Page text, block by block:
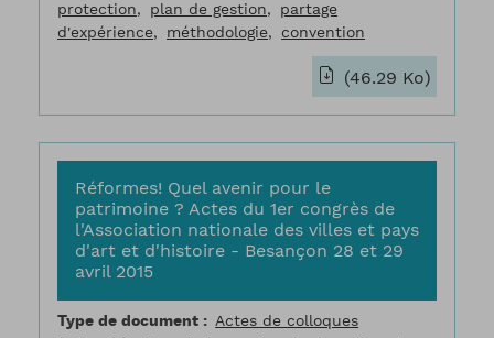
protection
plan de gestion
partage
d'expérience
méthodologie convention
(46.29 Ko)
Réformes! Quel avenir pour le
patrimoine ? Actes du 1er congrès de
l'Association nationale des villes et pays
d'art et d'histoire - Besançon 28 et 29
avril 2015
Type de document
Actes de colloques